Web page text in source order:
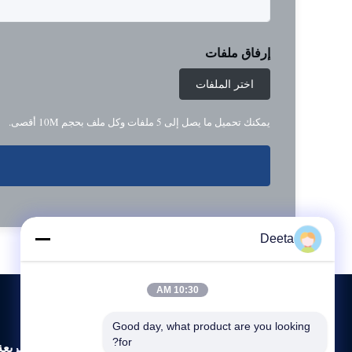
إرفاق ملفات
اختر الملفات
يمكنك تحميل ما يصل إلى 5 ملفات وكل ملف بحجم 10M أقصى.
روابط
Deeta
10:30 AM
Good day, what product are you looking
for?